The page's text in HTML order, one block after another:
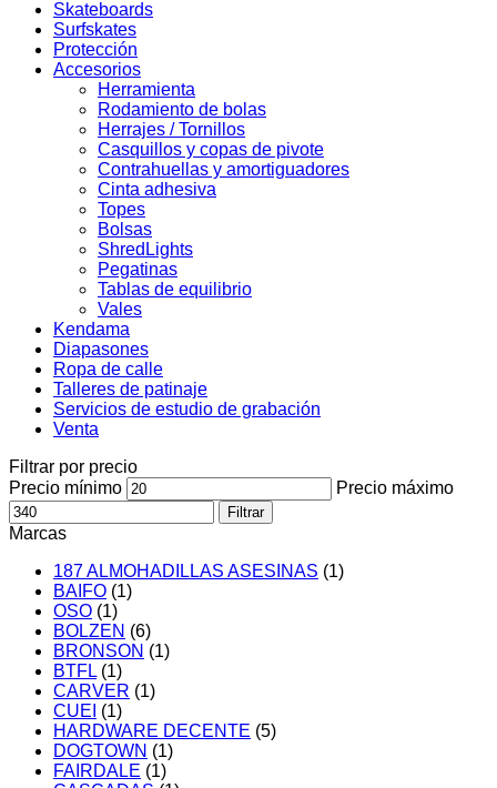
Skateboards
Surfskates
Protección
Accesorios
Herramienta
Rodamiento de bolas
Herrajes / Tornillos
Casquillos y copas de pivote
Contrahuellas y amortiguadores
Cinta adhesiva
Topes
Bolsas
ShredLights
Pegatinas
Tablas de equilibrio
Vales
Kendama
Diapasones
Ropa de calle
Talleres de patinaje
Servicios de estudio de grabación
Venta
Filtrar por precio
Precio mínimo
Precio máximo
Filtrar
Marcas
187 ALMOHADILLAS ASESINAS (1)
BAIFO (1)
OSO (1)
BOLZEN (6)
BRONSON (1)
BTFL (1)
CARVER (1)
CUEI (1)
HARDWARE DECENTE (5)
DOGTOWN (1)
FAIRDALE (1)